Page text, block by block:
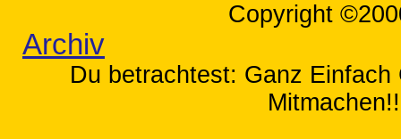
Copyright
Archiv
Du betrachtest: Ganz